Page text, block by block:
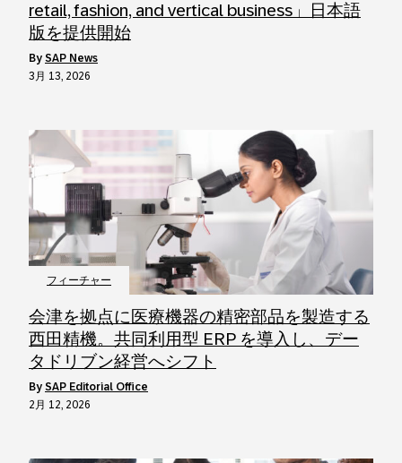
retail, fashion, and vertical business」日本語
版を提供開始
by SAP News
3月 13, 2026
フィーチャー
会津を拠点に医療機器の精密部品を製造する
西田精機。共同利用型 ERP を導入し、デー
タドリブン経営へシフト
by SAP Editorial Office
2月 12, 2026